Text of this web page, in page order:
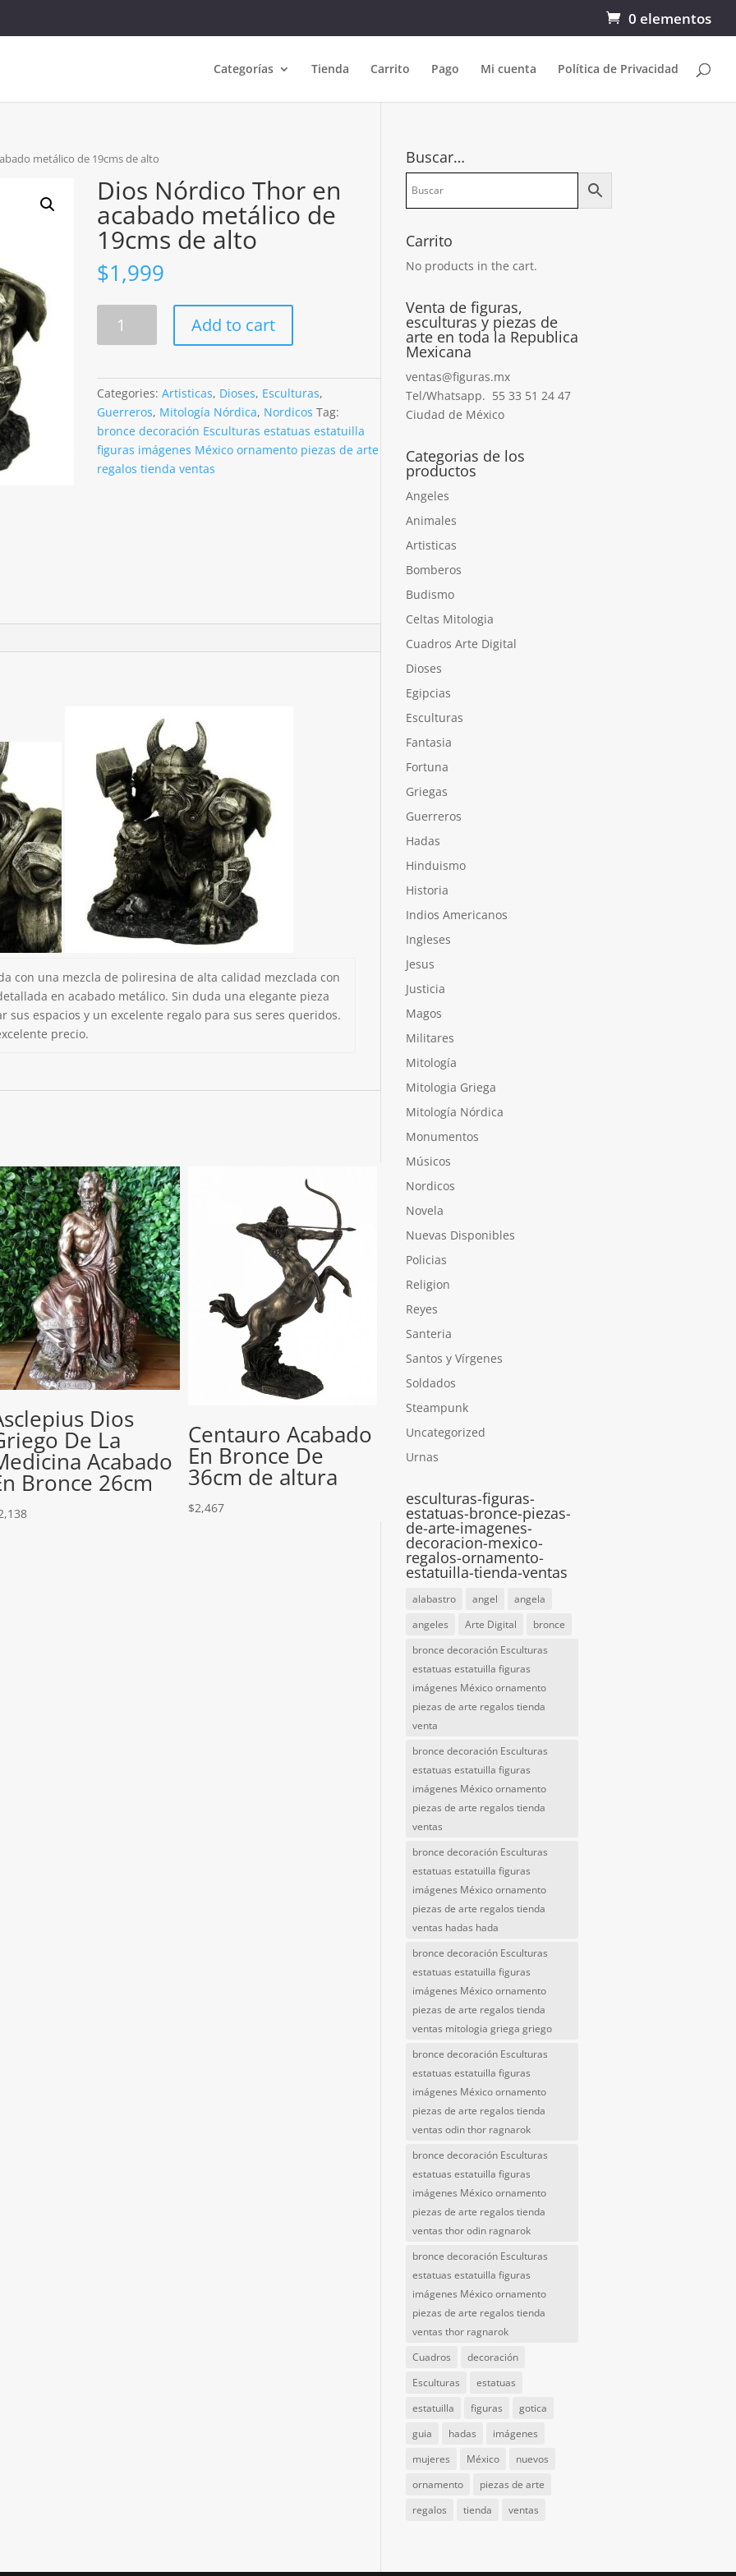
0 elementos
Categorías Tienda Carrito Pago Mi cuenta Política de Privacidad
metálico de 19cms de alto
Dios Nórdico Thor en
acabado metálico de
19cms de alto
$1,999
Nórdico
acabado
metálico
de
19cms
de
Add to cart
Categories:Artisticas, Dioses, Esculturas,
Guerreros, Mitología Nórdica, Nordicos Tag:
bronce decoración Esculturas estatuas estatuilla
figuras imágenes México ornamento piezas de arte
regalos tienda ventas
con una mezcla de poliresina de alta calidad mezclada con
en acabado metálico. Sin duda una elegante pieza
sus espacios y un excelente regalo para sus seres queridos.
precio.
Dios
De La
Acabado
Bronce 26cm
Centauro Acabado
En Bronce De
36cm de altura
$2,467
Buscar…
Carrito
No products in the cart.
Venta de figuras,
esculturas y piezas de
arte en toda la Republica
Mexicana
ventas@figuras.mx
Tel/Whatsapp. 55 33 51 24 47
Ciudad de México
Categorias de los
productos
Angeles
Animales
Artisticas
Bomberos
Budismo
Celtas Mitologia
Cuadros Arte Digital
Dioses
Egipcias
Esculturas
Fantasia
Fortuna
Griegas
Guerreros
Hadas
Hinduismo
Historia
Indios Americanos
Ingleses
Jesus
Justicia
Magos
Militares
Mitología
Mitologia Griega
Mitología Nórdica
Monumentos
Músicos
Nordicos
Novela
Nuevas Disponibles
Policias
Religion
Reyes
Santeria
Santos y Vírgenes
Soldados
Steampunk
Uncategorized
Urnas
esculturas-figuras-
estatuas-bronce-piezas-
de-arte-imagenes-
decoracion-mexico-
regalos-ornamento-
estatuilla-tienda-ventas
alabastro angel
angela
angeles
Arte Digital
bronce
bronce decoración Esculturas
estatuas estatuilla figuras
imágenes México ornamento
piezas de arte regalos tienda
venta
bronce decoración Esculturas
estatuas estatuilla figuras
imágenes México ornamento
piezas de arte regalos tienda
ventas
bronce decoración Esculturas
estatuas estatuilla figuras
imágenes México ornamento
piezas de arte regalos tienda
ventas hadas hada
bronce decoración Esculturas
estatuas estatuilla figuras
imágenes México ornamento
piezas de arte regalos tienda
ventas mitologia griega griego
bronce decoración Esculturas
estatuas estatuilla figuras
imágenes México ornamento
piezas de arte regalos tienda
ventas odin thor ragnarok
bronce decoración Esculturas
estatuas estatuilla figuras
imágenes México ornamento
piezas de arte regalos tienda
ventas thor odin ragnarok
bronce decoración Esculturas
estatuas estatuilla figuras
imágenes México ornamento
piezas de arte regalos tienda
ventas thor ragnarok
Cuadros
decoración
Esculturas
estatuas
estatuilla
figuras
gotica
guia
hadas
imágenes
mujeres
México
nuevos
ornamento
piezas de arte
regalos
tienda ventas